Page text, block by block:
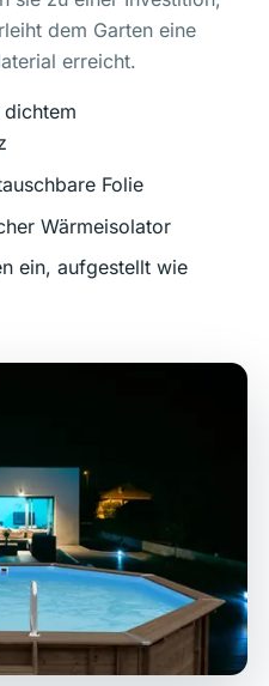
dem Garten eine
erreicht.
Folie
Wärmeisolator
ein, aufgestellt wie